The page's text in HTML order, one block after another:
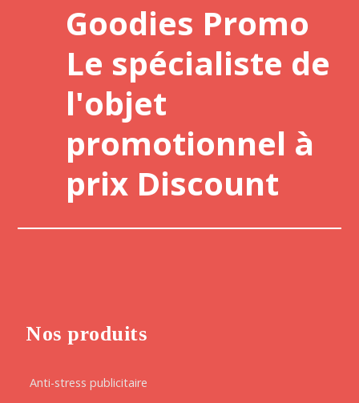
Goodies Promo
Le spécialiste de
l'objet
promotionnel à
prix Discount
Nos produits
Anti-stress publicitaire